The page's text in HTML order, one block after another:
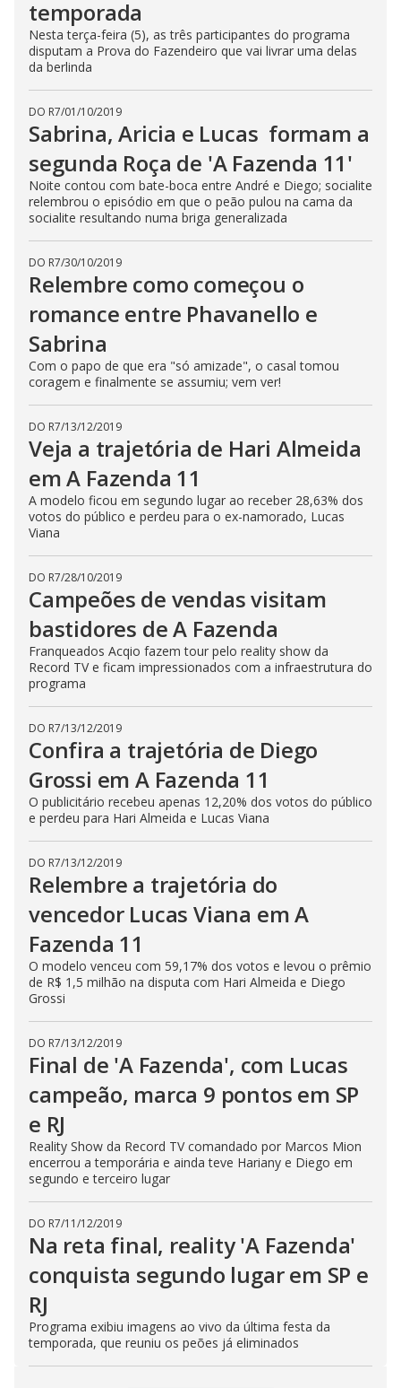
temporada
Nesta terça-feira (5), as três participantes do programa
disputam a Prova do Fazendeiro que vai livrar uma delas
da berlinda
DO R7/01/10/2019
Sabrina, Aricia e Lucas formam a
segunda Roça de 'A Fazenda 11'
Noite contou com bate-boca entre André e Diego; socialite
relembrou o episódio em que o peão pulou na cama da
socialite resultando numa briga generalizada
DO R7/30/10/2019
Relembre como começou o
romance entre Phavanello e
Sabrina
Com o papo de que era "só amizade", o casal tomou
coragem e finalmente se assumiu; vem ver!
DO R7/13/12/2019
Veja a trajetória de Hari Almeida
em A Fazenda 11
A modelo ficou em segundo lugar ao receber 28,63% dos
votos do público e perdeu para o ex-namorado, Lucas
Viana
DO R7/28/10/2019
Campeões de vendas visitam
bastidores de A Fazenda
Franqueados Acqio fazem tour pelo reality show da
Record TV e ficam impressionados com a infraestrutura do
programa
DO R7/13/12/2019
Confira a trajetória de Diego
Grossi em A Fazenda 11
O publicitário recebeu apenas 12,20% dos votos do público
e perdeu para Hari Almeida e Lucas Viana
DO R7/13/12/2019
Relembre a trajetória do
vencedor Lucas Viana em A
Fazenda 11
O modelo venceu com 59,17% dos votos e levou o prêmio
de R$ 1,5 milhão na disputa com Hari Almeida e Diego
Grossi
DO R7/13/12/2019
Final de 'A Fazenda', com Lucas
campeão, marca 9 pontos em SP
e RJ
Reality Show da Record TV comandado por Marcos Mion
encerrou a temporária e ainda teve Hariany e Diego em
segundo e terceiro lugar
DO R7/11/12/2019
Na reta final, reality 'A Fazenda'
conquista segundo lugar em SP e
RJ
Programa exibiu imagens ao vivo da última festa da
temporada, que reuniu os peões já eliminados